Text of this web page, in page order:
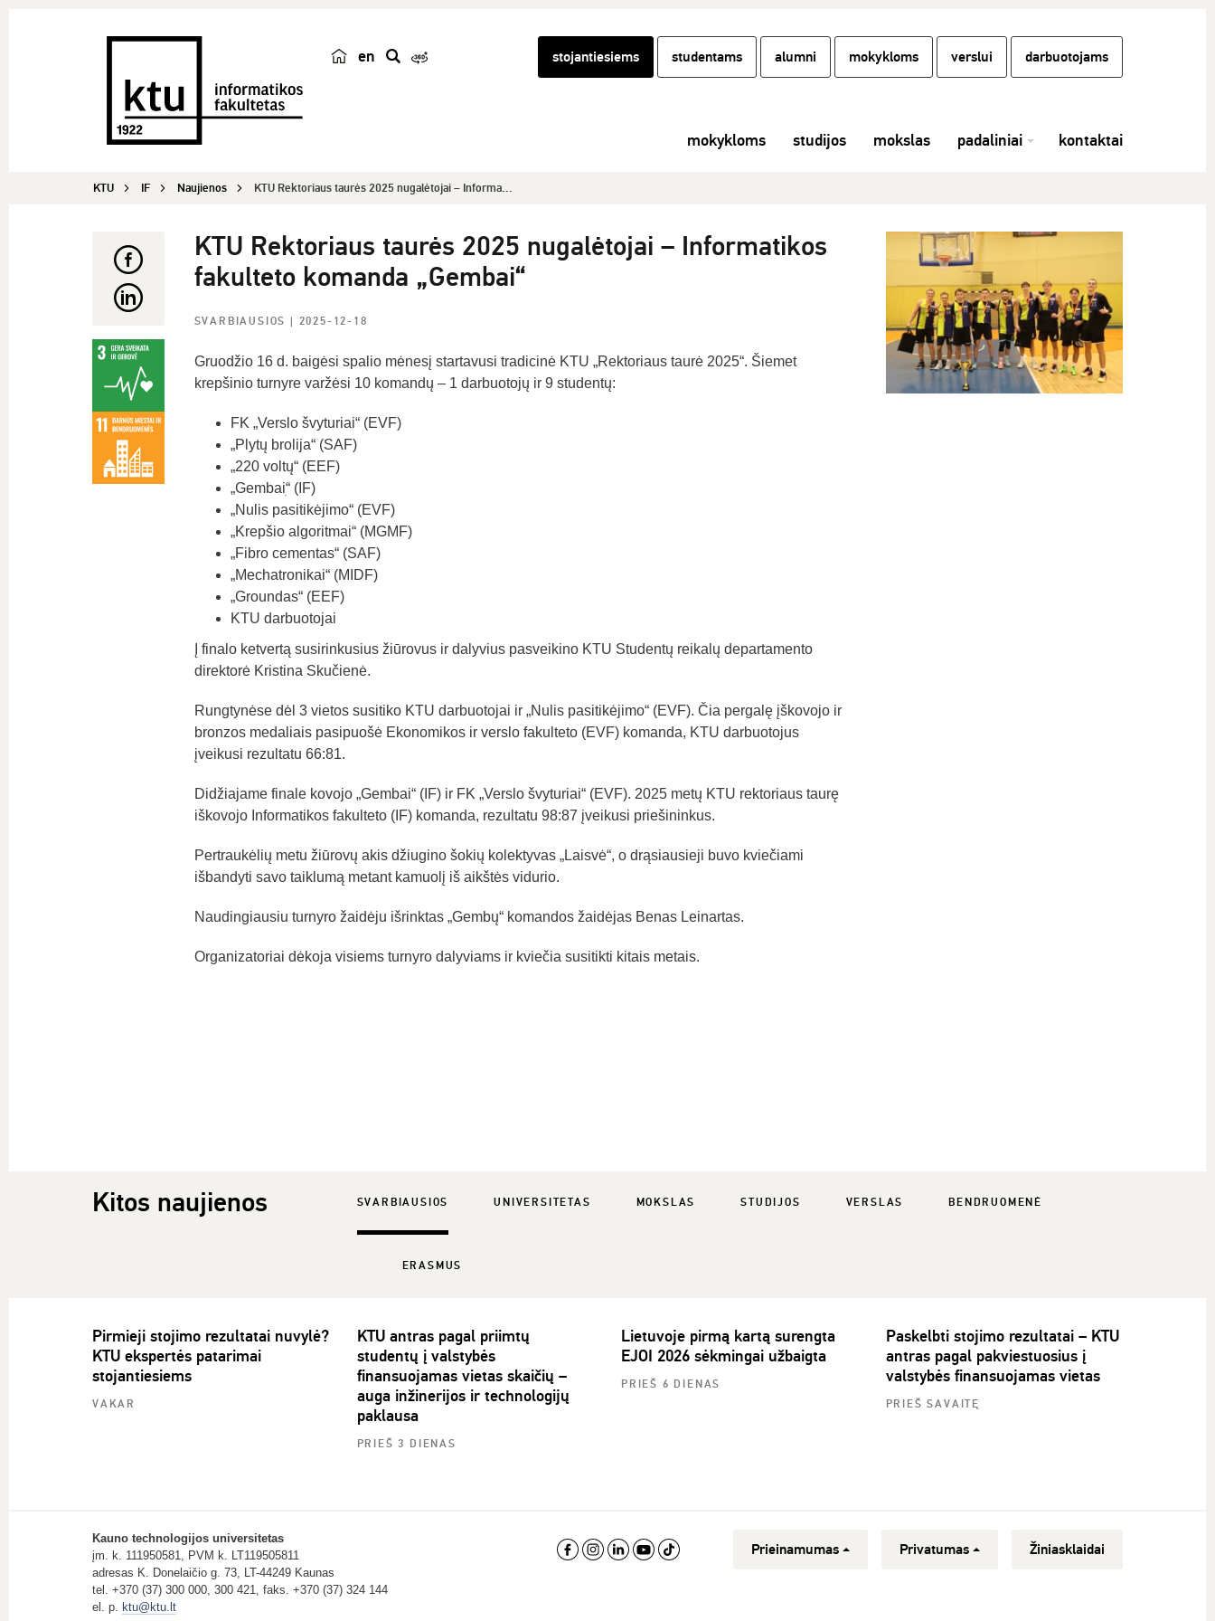
en
k
stojantiesiems studentams alumni mokykloms verslui darbuotojams
mokykloms studijos mokslas padaliniai kontaktai
KTU IF Naujienos KTU Rektoriaus taurės 2025 nugalėtojai – Informa...
KTU Rektoriaus taurės 2025 nugalėtojai – Informatikos
fakulteto komanda „Gembai“
SVARBIAUSIOS | 2025-12-18
Gruodžio 16 d. baigėsi spalio mėnesį startavusi tradicinė KTU „Rektoriaus taurė 2025“. Šiemet
krepšinio turnyre varžėsi 10 komandų – 1 darbuotojų ir 9 studentų:
FK „Verslo švyturiai“ (EVF)
„Plytų brolija“ (SAF)
„220 voltų“ (EEF)
„Gembaiׅ“ (IF)
„Nulis pasitikėjimo“ (EVF)
„Krepšio algoritmai“ (MGMF)
„Fibro cementas“ (SAF)
„Mechatronikai“ (MIDF)
„Groundas“ (EEF)
KTU darbuotojai
Į finalo ketvertą susirinkusius žiūrovus ir dalyvius pasveikino KTU Studentų reikalų departamento
direktorė Kristina Skučienė.
Rungtynėse dėl 3 vietos susitiko KTU darbuotojai ir „Nulis pasitikėjimo“ (EVF). Čia pergalę įškovojo ir
bronzos medaliais pasipuošė Ekonomikos ir verslo fakulteto (EVF) komanda, KTU darbuotojus
įveikusi rezultatu 66:81.
Didžiajame finale kovojo „Gembai“ (IF) ir FK „Verslo švyturiai“ (EVF). 2025 metų KTU rektoriaus taurę
iškovojo Informatikos fakulteto (IF) komanda, rezultatu 98:87 įveikusi priešininkus.
Pertraukėlių metu žiūrovų akis džiugino šokių kolektyvas „Laisvė“, o drąsiausieji buvo kviečiami
išbandyti savo taiklumą metant kamuolį iš aikštės vidurio.
Naudingiausiu turnyro žaidėju išrinktas „Gembų“ komandos žaidėjas Benas Leinartas.
Organizatoriai dėkoja visiems turnyro dalyviams ir kviečia susitikti kitais metais.
Kitos naujienos SVARBIAUSIOS UNIVERSITETAS MOKSLAS STUDIJOS VERSLAS BENDRUOMENĖ
ERASMUS
Pirmieji stojimo rezultatai nuvylė?
KTU ekspertės patarimai
stojantiesiems
VAKAR
KTU antras pagal priimtų
studentų į valstybės
finansuojamas vietas skaičių –
auga inžinerijos ir technologijų
paklausa
PRIEŠ 3 DIENAS
Lietuvoje pirmą kartą surengta
EJOI 2026 sėkmingai užbaigta
PRIEŠ 6 DIENAS
Paskelbti stojimo rezultatai – KTU
antras pagal pakviestuosius į
valstybės finansuojamas vietas
PRIEŠ SAVAITĘ
Kauno technologijos universitetas
įm. k. 111950581, PVM k. LT119505811
adresas K. Donelaičio g. 73, LT-44249 Kaunas
tel. +370 (37) 300 000, 300 421, faks. +370 (37) 324 144
el. p. ktu@ktu.lt
Prieinamumas Privatumas Žiniasklaidai